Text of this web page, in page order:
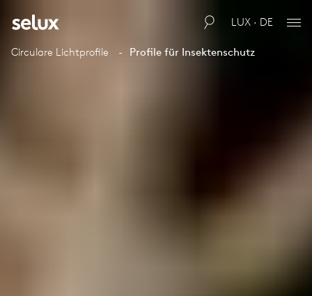
LUX · DE
Circulare Lichtprofile Profile für Insektenschutz